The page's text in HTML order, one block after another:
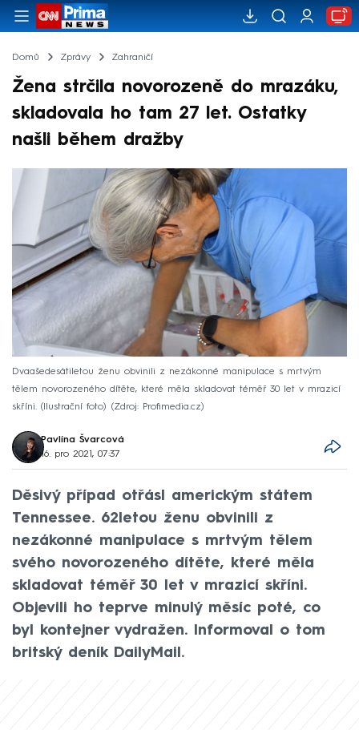
Domů Zprávy Zahraničí
Žena strčila novorozeně do mrazáku,
skladovala ho tam 27 let. Ostatky
našli během dražby
Dvaašedesátiletou ženu obvinili z nezákonné manipulace s mrtvým
tělem novorozeného dítěte, které měla skladovat téměř 30 let v mrazicí
skříni. (Ilustrační foto)
Zdroj: Profimedia.cz
Pavlína Švarcová
16. pro 2021, 07:37
Děsivý případ otřásl americkým státem
Tennessee. 62letou ženu obvinili z
nezákonné manipulace s mrtvým tělem
svého novorozeného dítěte, které měla
skladovat téměř 30 let v mrazicí skříni.
Objevili ho teprve minulý měsíc poté, co
byl kontejner vydražen. Informoval o tom
britský deník DailyMail.